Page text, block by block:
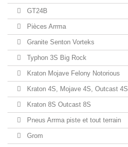
GT24B
Pièces Arrma
Granite Senton Vorteks
Typhon 3S Big Rock
Kraton Mojave Felony Notorious
Kraton 4S, Mojave 4S, Outcast 4S
Kraton 8S Outcast 8S
Pneus Arrma piste et tout terrain
Grom